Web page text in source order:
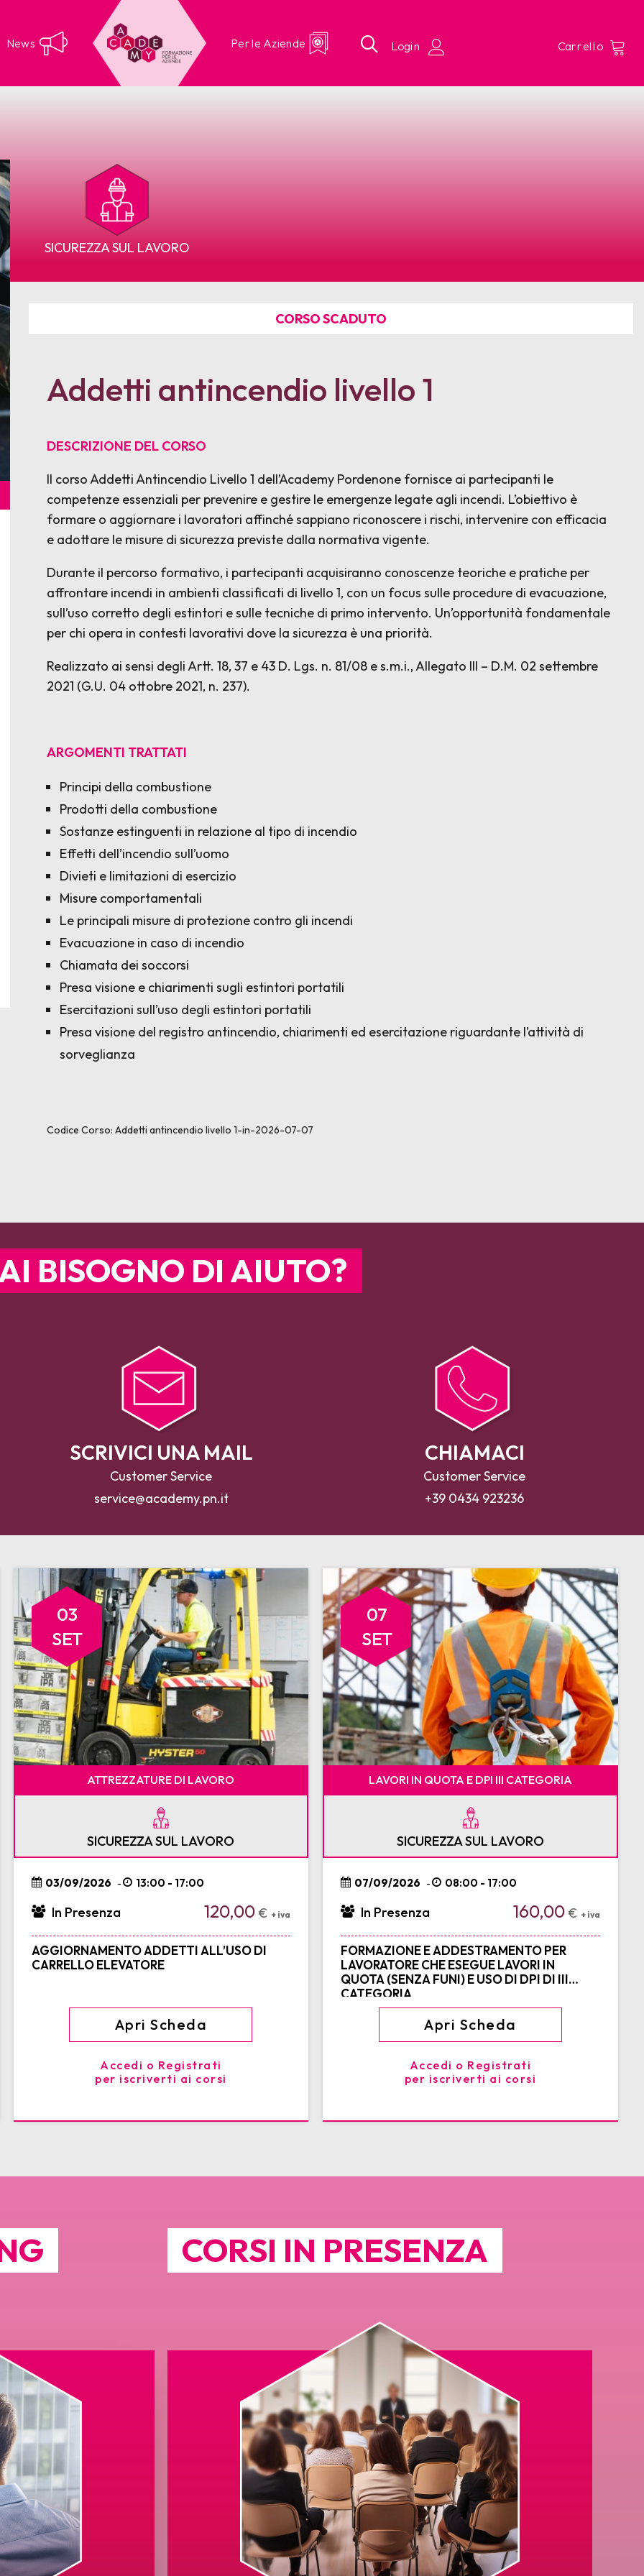
News Per le Aziende
SICUREZZA SUL LAVORO
CORSO SCADUTO
Addetti antincendio livello 1
DESCRIZIONE DEL CORSO
Il corso Addetti Antincendio Livello 1 dell’Academy Pordenone fornisce ai partecipanti le
competenze essenziali per prevenire e gestire le emergenze legate agli incendi. L’obiettivo è
formare o aggiornare i lavoratori affinché sappiano riconoscere i rischi, intervenire con efficacia
e adottare le misure di sicurezza previste dalla normativa vigente.
Durante il percorso formativo, i partecipanti acquisiranno conoscenze teoriche e pratiche per
affrontare incendi in ambienti classificati di livello 1, con un focus sulle procedure di evacuazione,
sull’uso corretto degli estintori e sulle tecniche di primo intervento. Un’opportunità fondamentale
per chi opera in contesti lavorativi dove la sicurezza è una priorità.
Realizzato ai sensi degli Artt. 18, 37 e 43 D. Lgs. n. 81/08 e s.m.i., Allegato III – D.M. 02 settembre
2021 (G.U. 04 ottobre 2021, n. 237).
ARGOMENTI TRATTATI
Principi della combustione
Prodotti della combustione
Sostanze estinguenti in relazione al tipo di incendio
Effetti dell’incendio sull’uomo
Divieti e limitazioni di esercizio
Misure comportamentali
Le principali misure di protezione contro gli incendi
Evacuazione in caso di incendio
Chiamata dei soccorsi
Presa visione e chiarimenti sugli estintori portatili
Esercitazioni sull’uso degli estintori portatili
Presa visione del registro antincendio, chiarimenti ed esercitazione riguardante l’attività di
sorveglianza
Codice Corso:Addetti antincendio livello 1-in-2026-07-07
BISOGNO DI AIUTO?
SCRIVICI UNA MAIL
Customer Service
service@academy.pn.it
CHIAMACI
Customer Service
+39 0434 923236
03
SET
ATTREZZATURE DI LAVORO
SICUREZZA SUL LAVORO
03/09/2026 - 13:00 - 17:00
120,00€ + iva
In Presenza
AGGIORNAMENTO ADDETTI ALL’USO DI
CARRELLO ELEVATORE
Apri Scheda
Accedi o Registrati
per iscriverti ai corsi
07
SET
LAVORI IN QUOTA E DPI III CATEGORIA
SICUREZZA SUL LAVORO
07/09/2026 - 08:00 - 17:00
160,00€ + iva
In Presenza
FORMAZIONE E ADDESTRAMENTO PER
LAVORATORE CHE ESEGUE LAVORI IN
QUOTA (SENZA FUNI) E USO DI DPI DI III
CATEGORIA
Apri Scheda
Accedi o Registrati
per iscriverti ai corsi
CORSI IN PRESENZA